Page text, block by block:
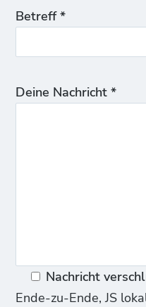
Betreff *
Deine Nachricht *
Nachricht
Ende-zu-Ende, JS